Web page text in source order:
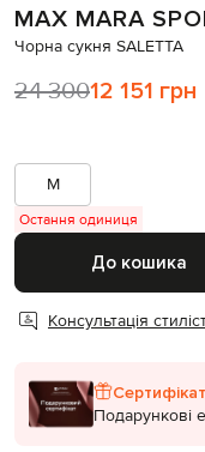
MAX MARA
Чорна сукня SALETTA
24 30012 151 грн
M
Остання одиниця
До кошика
Консультація
Подарункові